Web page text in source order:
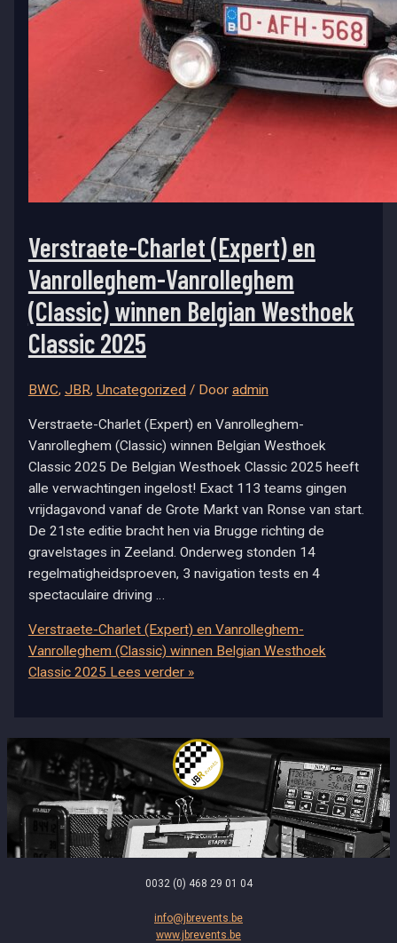
Verstraete-Charlet (Expert) en
Vanrolleghem-Vanrolleghem
(Classic) winnen Belgian Westhoek
Classic 2025
BWC, JBR, Uncategorized / Door admin
Verstraete-Charlet (Expert) en Vanrolleghem-
Vanrolleghem (Classic) winnen Belgian Westhoek
Classic 2025 De Belgian Westhoek Classic 2025 heeft
alle verwachtingen ingelost! Exact 113 teams gingen
vrijdagavond vanaf de Grote Markt van Ronse van start.
De 21ste editie bracht hen via Brugge richting de
gravelstages in Zeeland. Onderweg stonden 14
regelmatigheidsproeven, 3 navigation tests en 4
spectaculaire driving …
Verstraete-Charlet (Expert) en Vanrolleghem-
Vanrolleghem (Classic) winnen Belgian Westhoek
Classic 2025 Lees verder »
0032 (0) 468 29 01 04
info@jbrevents.be
www.jbrevents.be